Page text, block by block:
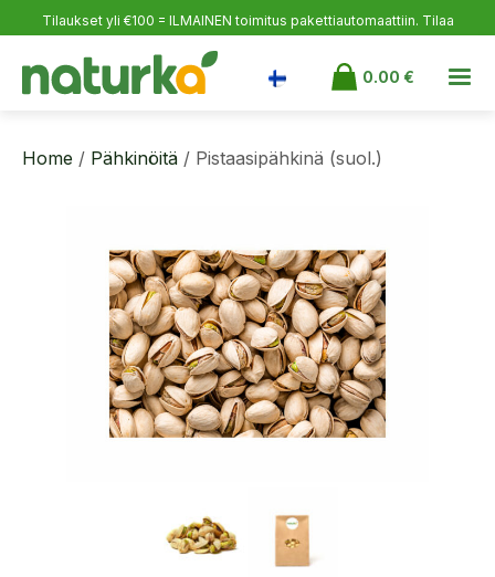
Tilaukset yli €100 = ILMAINEN toimitus pakettiautomaattiin. Tilaa
0.00€
Home / Pähkinöitä / Pistaasipähkinä (suol.)